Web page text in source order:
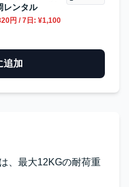
レンタル
円 / 7日: ¥1,100
追加
、最大12KGの耐荷重